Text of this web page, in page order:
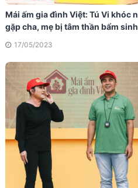
Mái ấm gia đình Việt: Tú Vi khóc
gặp cha, mẹ bị tâm thần bẩm sinh
17/05/2023